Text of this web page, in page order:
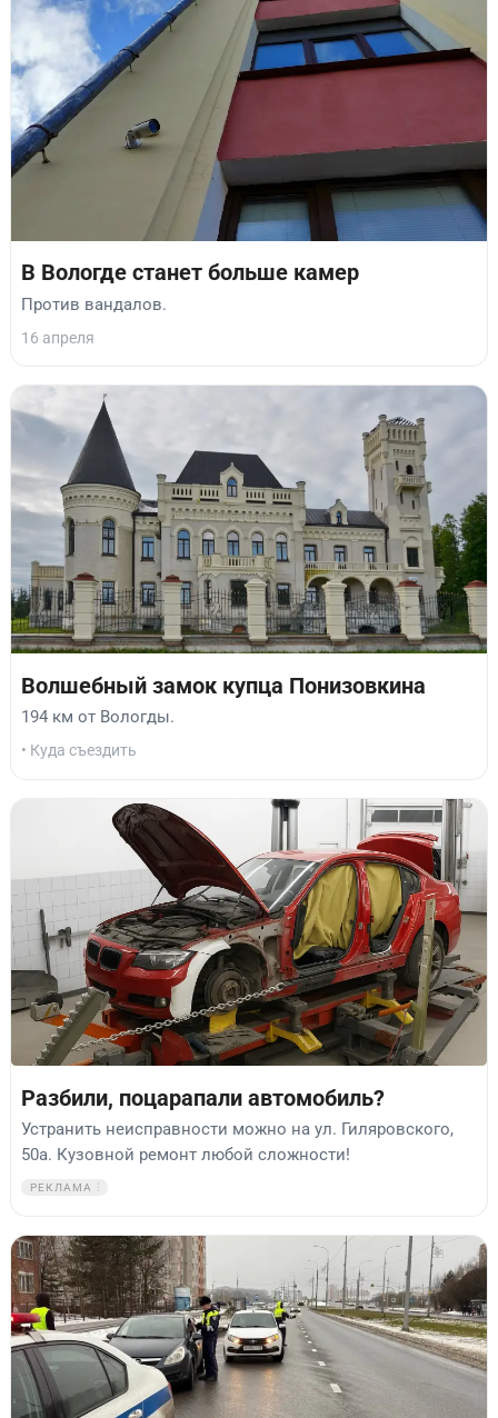
В Вологде станет больше камер
Против вандалов.
16 апреля
Волшебный замок купца Понизовкина
194 км от Вологды.
• Куда съездить
Разбили, поцарапали автомобиль?
Устранить неисправности можно на ул. Гиляровского,
50а. Кузовной ремонт любой сложности!
РЕКЛАМА